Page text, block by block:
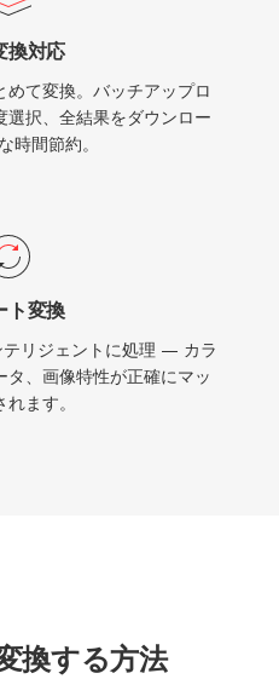
換対応
めて変換。バッチアップロ
選択、全結果をダウンロー
時間節約。
ト変換
テリジェントに処理 — カラ
、画像特性が正確にマッ
ます。
換する方法